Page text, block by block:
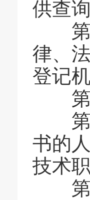
供查
第
律、
登记
第
第
书的
技术
第